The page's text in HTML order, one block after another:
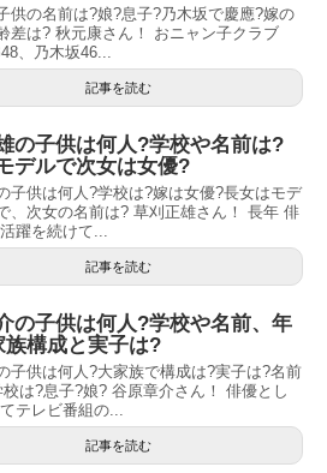
供の名前は?娘?息子?乃木坂で慶應?嫁の
差は? 秋元康さん！ おニャン子クラブ
、乃木坂46...
記事を読む
の子供は何人?学校や名前は?
デルで次女は女優?
子供は何人?学校は?嫁は女優?長女はモデ
、次女の名前は? 草刈正雄さん！ 長年 俳
躍を続けて...
記事を読む
の子供は何人?学校や名前、年
族構成と実子は?
子供は何人?大家族で構成は?実子は?名前
は?息子?娘? 谷原章介さん！ 俳優とし
テレビ番組の...
記事を読む